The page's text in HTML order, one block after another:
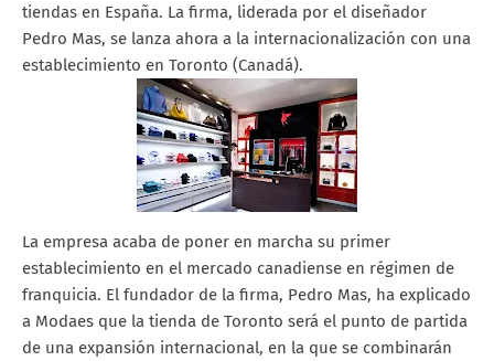
tiendas en España. La firma, liderada por el diseñador
Pedro Mas, se lanza ahora a la internacionalización con una
establecimiento en Toronto (Canadá).
La empresa acaba de poner en marcha su primer
establecimiento en el mercado canadiense en régimen de
franquicia. El fundador de la firma, Pedro Mas, ha explicado
a Modaes que la tienda de Toronto será el punto de partida
de una expansión internacional, en la que se combinarán